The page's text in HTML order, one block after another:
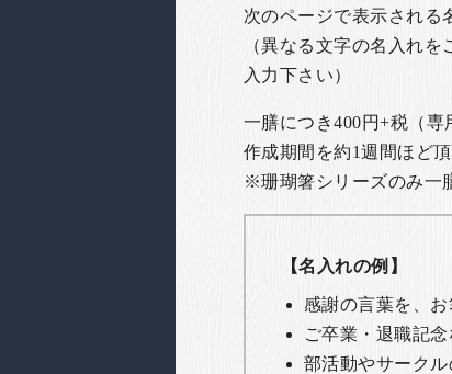
次のページで表示される
（異なる文字の名入れ
入力下さい）
一膳につき400円+税（専
作成期間を約1週間ほど頂
※珊瑚箸シリーズのみ一
【名入れの例】
感謝の言葉を、お
ご卒業・退職記念
部活動やサーク